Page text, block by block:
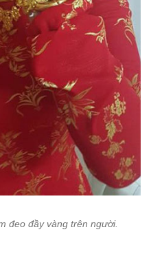
đeo đầy vàng trên người.